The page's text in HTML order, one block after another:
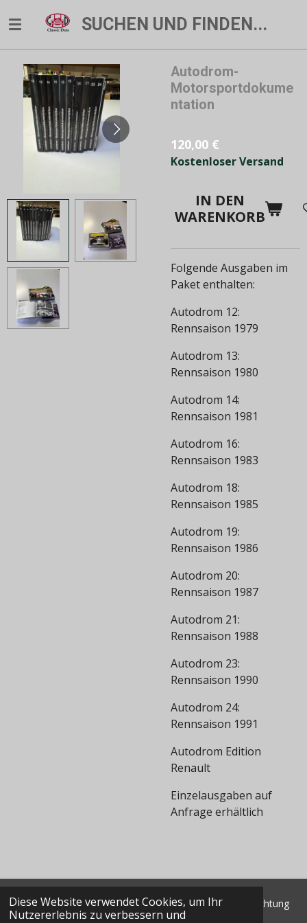
Diese Website verwendet Cookies, um Ihr
Nutzererlebnis zu verbessern und
Hauptinhalt
springen
SUCHEN UND FINDEN...
Autodrom-
Motorsportdokume
ntation
120,00 €
Kostenloser Versand
IN DEN
WARENKORB
Folgende Ausgaben im
Paket enthalten:
Autodrom 12:
Rennsaison 1979
Autodrom 13:
Rennsaison 1980
Autodrom 14:
Rennsaison 1981
Autodrom 16:
Rennsaison 1983
Autodrom 18:
Rennsaison 1985
Autodrom 19:
Rennsaison 1986
Autodrom 20:
Rennsaison 1987
Autodrom 21:
Rennsaison 1988
Autodrom 23:
Rennsaison 1990
Autodrom 24:
Rennsaison 1991
Autodrom Edition
Renault
Einzelausgaben auf
Anfrage erhältlich
© 2022 - 2026 Classic Data GmbH & Co. KG Marktbeobachtung
Shop